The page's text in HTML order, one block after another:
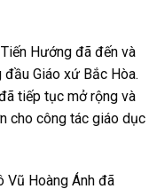
Hướng đã đến và
Giáo xứ Bắc Hòa.
tiếp tục mở rộng và
cho công tác giáo dục
Vũ Hoàng Ánh đã